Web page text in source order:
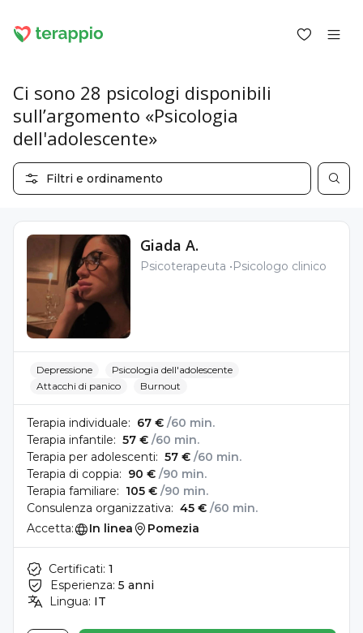
Accedi come cliente
Accedi come psicologo
Blog
Forum
Per gli psicologi
Informazioni su terappio
Domande e risposte
Ci sono 28 psicologi disponibili
sull’argomento «Psicologia
dell'adolescente»
Filtri e ordinamento
Giada A.
Psicoterapeuta Psicologo clinico
Depressione
Psicologia dell'adolescente
Attacchi di panico
Burnout
Terapia individuale: 67 € /60 min.
Terapia infantile: 57 € /60 min.
Terapia per adolescenti: 57 € /60 min.
Terapia di coppia: 90 € /90 min.
Terapia familiare: 105 € /90 min.
Consulenza organizzativa: 45 € /60 min.
Accetta:
In linea Pomezia
Certificati: 1
Esperienza: 5 anni
Lingua: IT